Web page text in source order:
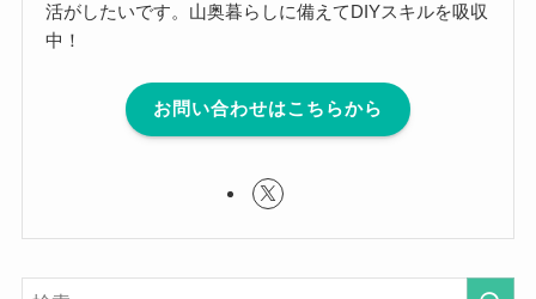
活がしたいです。山奥暮らしに備えてDIYスキルを吸収
中！
お問い合わせはこちらから